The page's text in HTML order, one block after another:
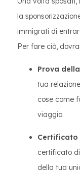
la
immigrati di
Per fare ciò,
Prova
tua
cose come
viaggio.
Certificato
certificato
della tua